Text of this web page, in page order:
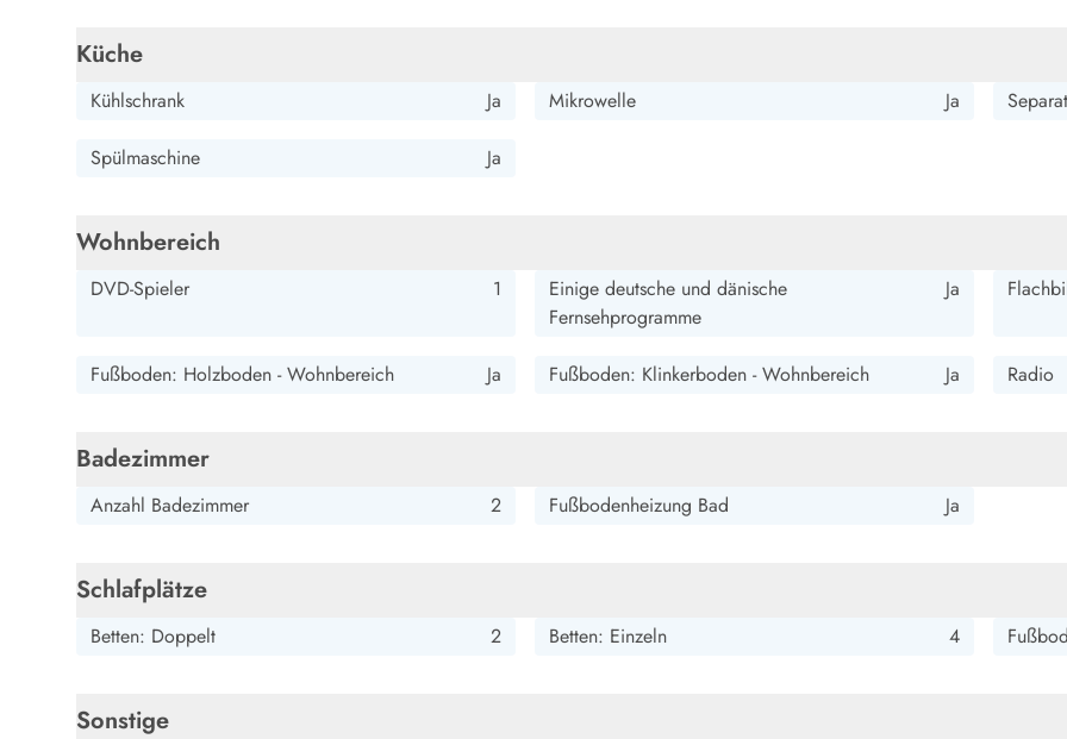
Essen und Trinken
Einkaufen und Shopping
Weihnachten in Dänemark
Wikinger in Dänemark
Esmark BlavandEsmark Vejers
Qualität seit 1965
Nachhaltigkeit
Das sagen unsere Gäste
Datenschutzerklärung
Küche
Kühlschrank Ja Mikrowelle Ja
Spülmaschine Ja
Wohnbereich
DVD-Spieler 1
Einige deutsche und dänische
Fernsehprogramme
Ja
Fußboden: Holzboden - Wohnbereich Ja Fußboden: Klinkerboden - Wohnbereich Ja Radio
Badezimmer
Anzahl Badezimmer 2 Fußbodenheizung Bad Ja
Schlafplätze
Betten: Doppelt 2 Betten: Einzeln 4
Sonstige